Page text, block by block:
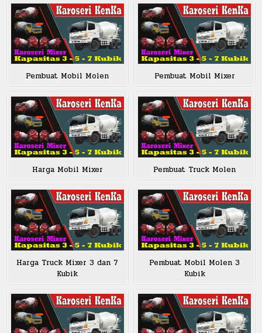
Pembuat Mobil Molen Pembuat Mobil Mixer
Harga Mobil Mixer Pembuat Truck Molen
Harga Truck Mixer 3 dan 7
Kubik
Pembuat Mobil Molen 3
Kubik